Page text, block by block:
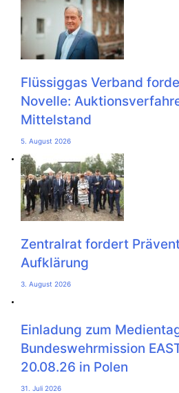
Flüssiggas Verband
Novelle:
Mittelstand
5. August 2026
Zentralrat fordert
Aufklärung
3. August 2026
Einladung zum
Bundeswehrmission
20.08.26 in Polen
31. Juli 2026